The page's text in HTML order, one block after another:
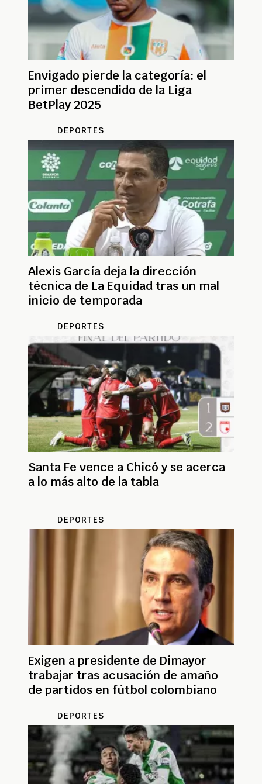
Envigado pierde la categoría: el
primer descendido de la Liga
BetPlay 2025
DEPORTES
Alexis García deja la dirección
técnica de La Equidad tras un mal
inicio de temporada
DEPORTES
Santa Fe vence a Chicó y se acerca
a lo más alto de la tabla
DEPORTES
Exigen a presidente de Dimayor
trabajar tras acusación de amaño
de partidos en fútbol colombiano
DEPORTES